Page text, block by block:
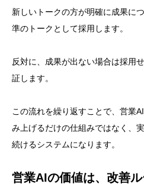
新しいトークの方が明確に成果に
準のトークとして採用します。
反対に、成果が出ない場合は採用
証します。
この流れを繰り返すことで、営業
み上げるだけの仕組みではなく、
続けるシステムになります。
営業AIの価値は、改善